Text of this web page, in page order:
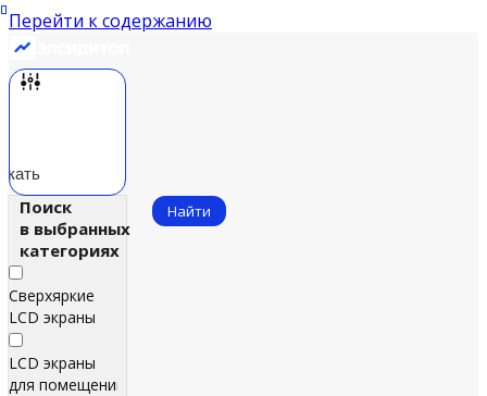
Перейти к содержанию
Поиск
в выбранных
категориях
Сверхяркие
LCD экраны
LCD экраны
для помещений
Найти